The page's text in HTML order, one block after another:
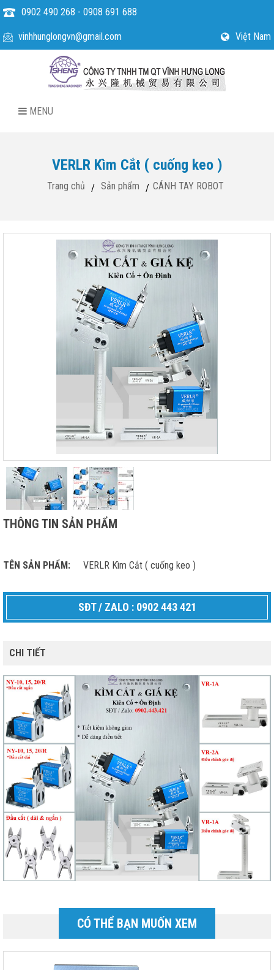
0902 490 268 - 0908 691 688
vinhhunglongvn@gmail.com Việt Nam
MENU
VERLR Kìm Cắt ( cuống keo )
Trang chủ / Sản phẩm / CÁNH TAY ROBOT
THÔNG TIN SẢN PHẨM
TÊN SẢN PHẨM: VERLR Kìm Cắt ( cuống keo )
SĐT / ZALO : 0902 443 421
CHI TIẾT
CÓ THỂ BẠN MUỐN XEM